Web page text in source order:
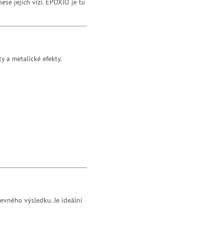
a metalické efekty.
výsledku. Je ideální